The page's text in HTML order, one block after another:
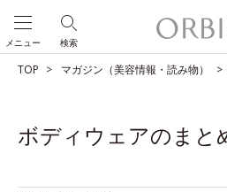
検索
メニュー
TOP マガジン（美容情報・読み物）
ボディウェアのまと